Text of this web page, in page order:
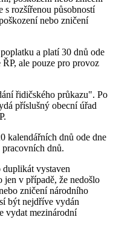
s rozšířenou působností
nebo zničení
a platí 30 dnů ode
ale pouze pro provoz
řidičského průkazu". Po
příslušný obecní úřad
kalendářních dnů ode dne
dnů.
vystaven
jen v případě, že nedošlo
zničení národního
být nejdříve vydán
vydat mezinárodní